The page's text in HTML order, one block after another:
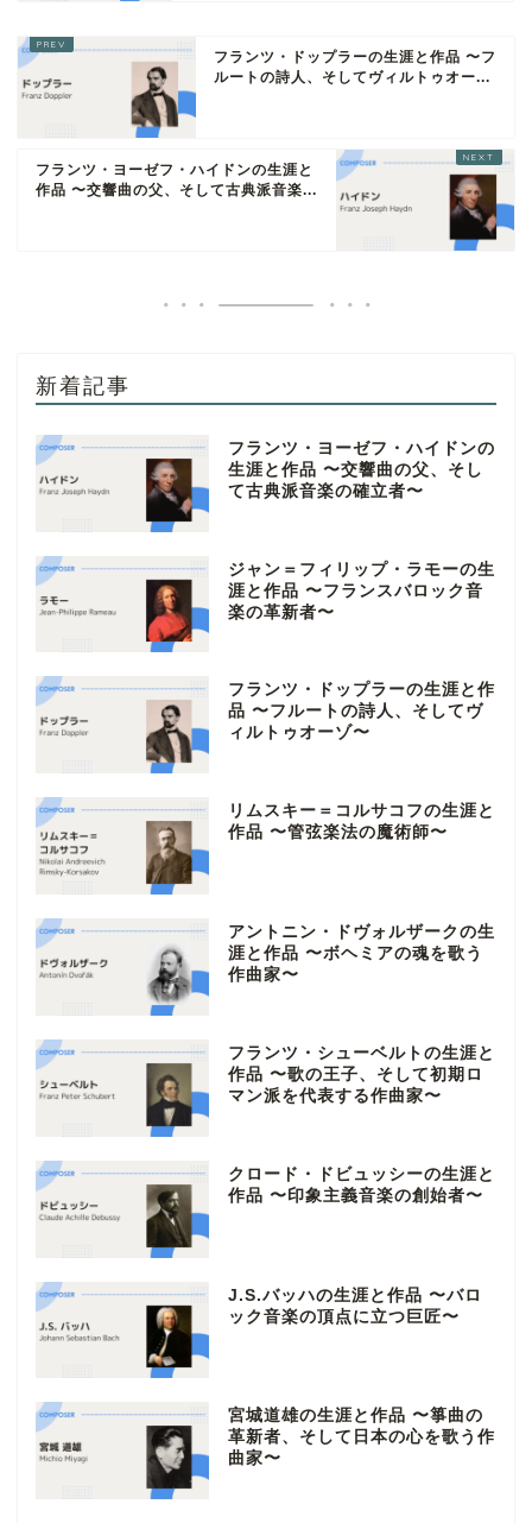
フランツ・ドップラーの生涯と作品 〜フ
ルートの詩人、そしてヴィルトゥオー...
フランツ・ヨーゼフ・ハイドンの生涯と
作品 〜交響曲の父、そして古典派音楽...
新着記事
フランツ・ヨーゼフ・ハイドンの
生涯と作品 〜交響曲の父、そし
て古典派音楽の確立者〜
ジャン＝フィリップ・ラモーの生
涯と作品 〜フランスバロック音
楽の革新者〜
フランツ・ドップラーの生涯と作
品 〜フルートの詩人、そしてヴ
ィルトゥオーゾ〜
リムスキー＝コルサコフの生涯と
作品 〜管弦楽法の魔術師〜
アントニン・ドヴォルザークの生
涯と作品 〜ボヘミアの魂を歌う
作曲家〜
フランツ・シューベルトの生涯と
作品 〜歌の王子、そして初期ロ
マン派を代表する作曲家〜
クロード・ドビュッシーの生涯と
作品 〜印象主義音楽の創始者〜
J.S.バッハの生涯と作品 〜バロ
ック音楽の頂点に立つ巨匠〜
宮城道雄の生涯と作品 〜箏曲の
革新者、そして日本の心を歌う作
曲家〜